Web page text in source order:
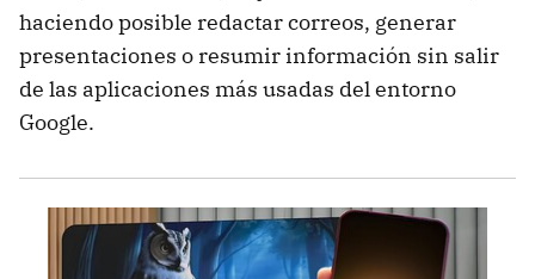
haciendo posible redactar correos, generar
presentaciones o resumir información sin salir
de las aplicaciones más usadas del entorno
Google.